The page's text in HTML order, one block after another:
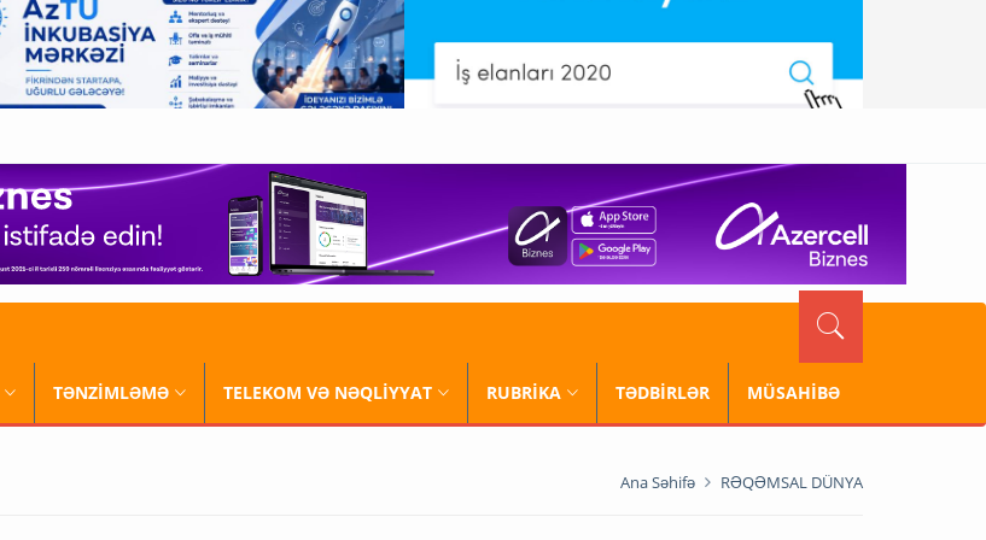
TƏNZİMLƏMƏ TELEKOM VƏ NƏQLİYYAT RUBRİKA TƏDBİRLƏR MÜSAHİBƏ
Ana Səhifə RƏQƏMSAL DÜNYA